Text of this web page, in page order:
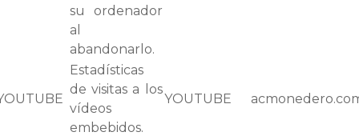
su ordenador
al
abandonarlo.
Estadísticas
de visitas a los
vídeos
embebidos.
YOUTUBE